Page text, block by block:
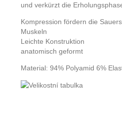
und verkürzt die
Kompression fördern die
Muskeln
Leichte Konstruktion
anatomisch geformt
Material: 94% Polyamid 6%